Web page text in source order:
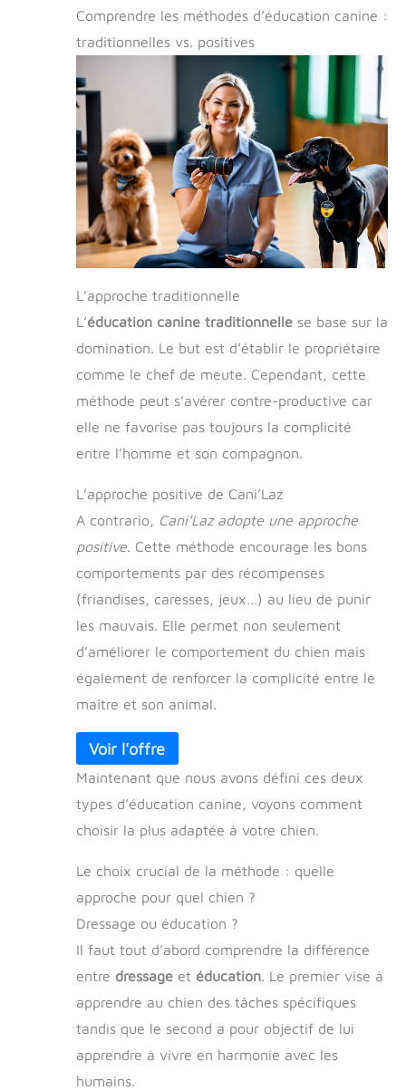
Comprendre les méthodes d’éducation canine :
traditionnelles vs. positives
L’approche traditionnelle
L’éducation canine traditionnelle se base sur la
domination. Le but est d’établir le propriétaire
comme le chef de meute. Cependant, cette
méthode peut s’avérer contre-productive car
elle ne favorise pas toujours la complicité
entre l’homme et son compagnon.
L’approche positive de Cani’Laz
A contrario, Cani’Laz adopte une approche
positive. Cette méthode encourage les bons
comportements par des récompenses
(friandises, caresses, jeux…) au lieu de punir
les mauvais. Elle permet non seulement
d’améliorer le comportement du chien mais
également de renforcer la complicité entre le
maître et son animal.
Maintenant que nous avons défini ces deux
types d’éducation canine, voyons comment
choisir la plus adaptée à votre chien.
Le choix crucial de la méthode : quelle
approche pour quel chien ?
Dressage ou éducation ?
Il faut tout d’abord comprendre la différence
entre dressage et éducation. Le premier vise à
apprendre au chien des tâches spécifiques
tandis que le second a pour objectif de lui
apprendre à vivre en harmonie avec les
humains.